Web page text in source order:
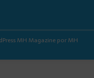
MH Magazine porMH